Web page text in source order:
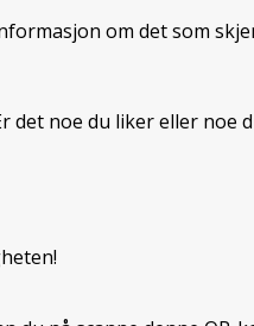
om det som
det noe du liker eller noe